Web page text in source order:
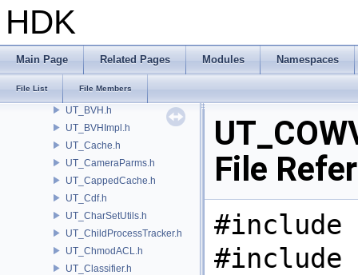
HDK
Main Page Related Pages Modules Namespaces
File List File Members
UT_BoundingRect.h
UT_BoundingRectImpl.h
UT_BoundingSphere.h
UT_BRJ.h
UT_BVH.h
UT_BVHImpl.h
UT_Cache.h
UT_CameraParms.h
UT_CappedCache.h
UT_Cdf.h
UT_CharSetUtils.h
UT_ChildProcessTracker.h
UT_ChmodACL.h
UT_Classifier.h
File
#include
#include